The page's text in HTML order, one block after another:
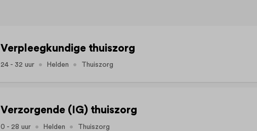
Verpleegkundige thuiszorg
24 - 32 uur Helden Thuiszorg
Verzorgende (IG) thuiszorg
0 - 28 uur Helden Thuiszorg